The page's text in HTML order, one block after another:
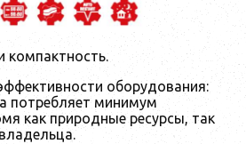
компактность.
оборудования:
потребляет минимум
как природные ресурсы, так